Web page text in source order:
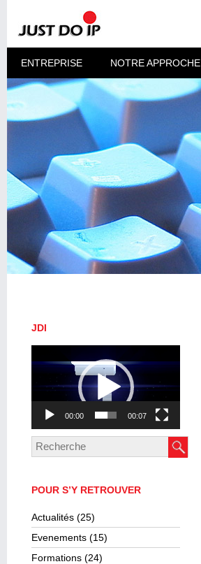
ENTREPRISE NOTRE APPROCHE
JDI
vidéo
00:00 00:07
POUR S’Y RETROUVER
Actualités (25)
Evenements (15)
Formations (24)